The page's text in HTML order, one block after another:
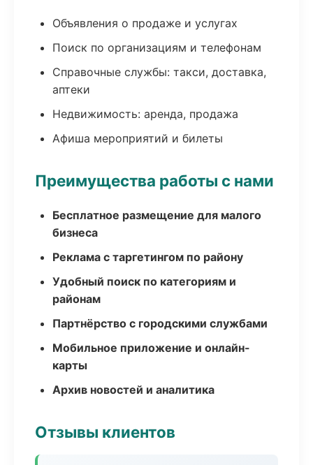
Объявления о продаже и услугах
Поиск по организациям и телефонам
Справочные службы: такси, доставка,
аптеки
Недвижимость: аренда, продажа
Афиша мероприятий и билеты
Преимущества работы с нами
Бесплатное размещение для малого
бизнеса
Реклама с таргетингом по району
Удобный поиск по категориям и
районам
Партнёрство с городскими службами
Мобильное приложение и онлайн-
карты
Архив новостей и аналитика
Отзывы клиентов